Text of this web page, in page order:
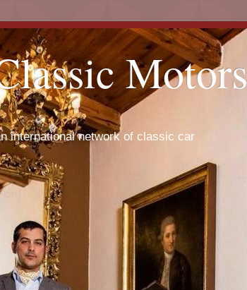
Motors
international network of classic car